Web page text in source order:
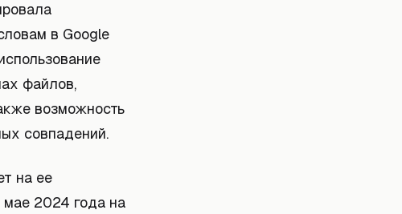
в Google
файлов,
возможность
совпадений.
на ее
мае 2024 года на